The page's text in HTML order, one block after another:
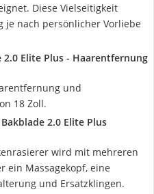
Diese Vielseitigkeit
nach persönlicher Vorliebe
Elite Plus - Haarentfernung
und
18 Zoll.
2.0 Elite Plus
wird mit mehreren
ein Massagekopf, eine
und Ersatzklingen.